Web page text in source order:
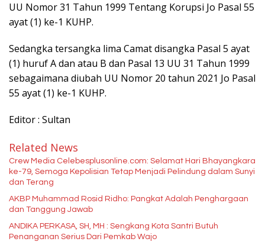
UU Nomor 31 Tahun 1999 Tentang Korupsi Jo Pasal 55
ayat (1) ke-1 KUHP.
Sedangka tersangka lima Camat disangka Pasal 5 ayat
(1) huruf A dan atau B dan Pasal 13 UU 31 Tahun 1999
sebagaimana diubah UU Nomor 20 tahun 2021 Jo Pasal
55 ayat (1) ke-1 KUHP.
Editor : Sultan
Related News
Crew Media Celebesplusonline.com: Selamat Hari Bhayangkara
ke-79, Semoga Kepolisian Tetap Menjadi Pelindung dalam Sunyi
dan Terang
AKBP Muhammad Rosid Ridho: Pangkat Adalah Penghargaan
dan Tanggung Jawab
ANDIKA PERKASA, SH, MH : Sengkang Kota Santri Butuh
Penanganan Serius Dari Pemkab Wajo